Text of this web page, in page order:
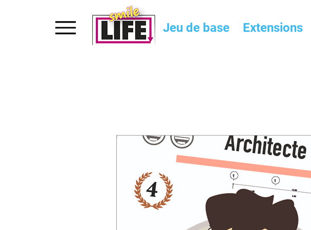
Accueil Jeu de base Extensions